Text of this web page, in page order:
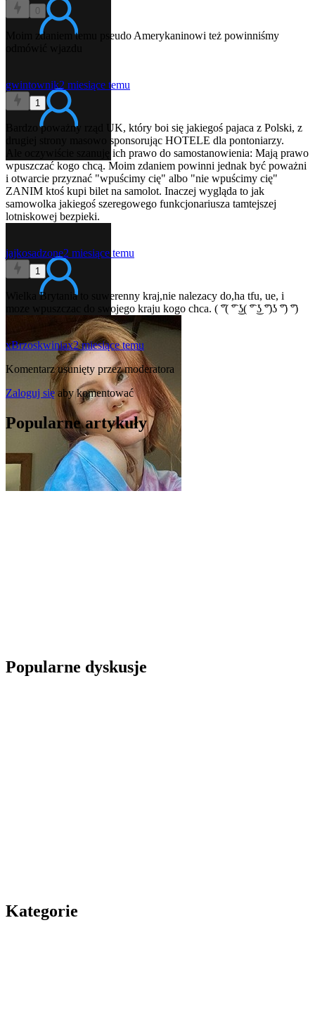
0
Moim zdaniem temu pseudo Amerykaninowi też powinniśmy
gwintownik2 miesiące temu
1
Bardzo poważny rząd UK, który boi się jakiegoś pajaca z Polski, z
drugiej strony masowo sponsorując HOTELE dla pontoniarzy.
Ale oczywiście szanuję ich prawo do samostanowienia: Mają prawo
wpuszczać kogo chcą. Moim zdaniem powinni jednak być poważni
i otwarcie przyznać "wpuścimy cię" albo "nie wpuścimy cię"
ZANIM ktoś kupi bilet na samolot. Inaczej wygląda to jak
samowolka jakiegoś szeregowego funkcjonariusza tamtejszej
lotniskowej bezpieki.
jajkosadzone2 miesiące temu
1
Wielka Brytania to suwerenny kraj,nie nalezacy do,ha tfu, ue, i
moze wpuszczac do swojego kraju kogo chca. ( ͡°( ͡° ͜ʖ( ͡° ͜ʖ ͡°)ʖ ͡°) ͡°)
xBrzoskwiniax2 miesiące temu
Komentarz usunięty przez moderatora
Zaloguj sięaby komentować
Popularne artykuły
Popularne dyskusje
Kategorie